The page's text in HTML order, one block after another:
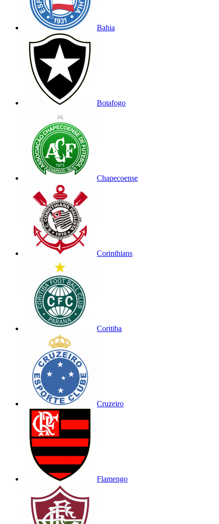
Bahia
Botafogo
Chapecoense
Corinthians
Coritiba
Cruzeiro
Flamengo